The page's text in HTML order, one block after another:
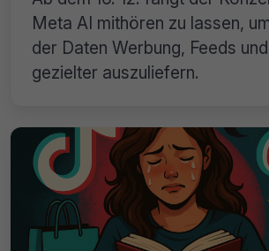
Meta AI mithören zu lassen,
der Daten Werbung, Feeds
gezielter auszuliefern.